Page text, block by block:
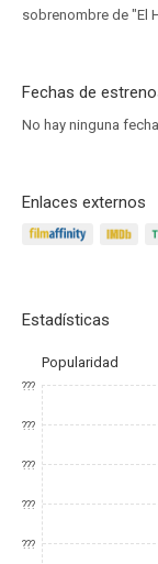
sobrenombre de "El
Fechas de
No hay ninguna
Enlaces externos
Estadísticas
Popularidad
???
???
???
???
???